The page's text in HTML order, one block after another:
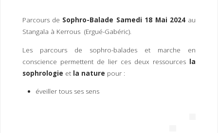
HYP
APE
UTE
Parcours de Sophro-Balade Samedi 18 Mai 2024 au
Stangala à Kerrous (Ergué-Gabéric).
Les parcours de sophro-balades et marche en
conscience permettent de lier ces deux ressources la
sophrologie et la nature pour :
éveiller tous ses sens